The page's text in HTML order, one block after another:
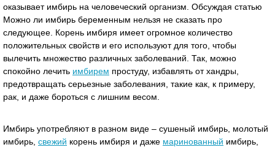
оказывает имбирь на человеческий организм. Обсуждая статью
Можно ли имбирь беременным нельзя не сказать про
следующее. Корень имбиря имеет огромное количество
положительных свойств и его используют для того, чтобы
вылечить множество различных заболеваний. Так, можно
спокойно лечить имбирем простуду, избавлять от хандры,
предотвращать серьезные заболевания, такие как, к примеру,
рак, и даже бороться с лишним весом.
Имбирь употребляют в разном виде – сушеный имбирь, молотый
имбирь, свежий корень имбиря и даже маринованный имбирь,